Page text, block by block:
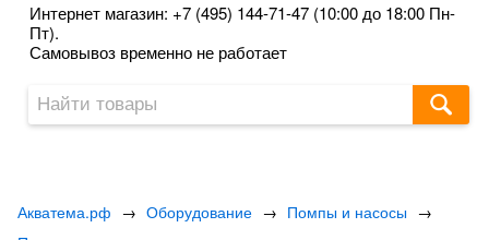
Интернет магазин: +7 (495) 144-71-47 (10:00 до 18:00 Пн-
Пт).
Самовывоз временно не работает
Акватема.рф → Оборудование → Помпы и насосы →